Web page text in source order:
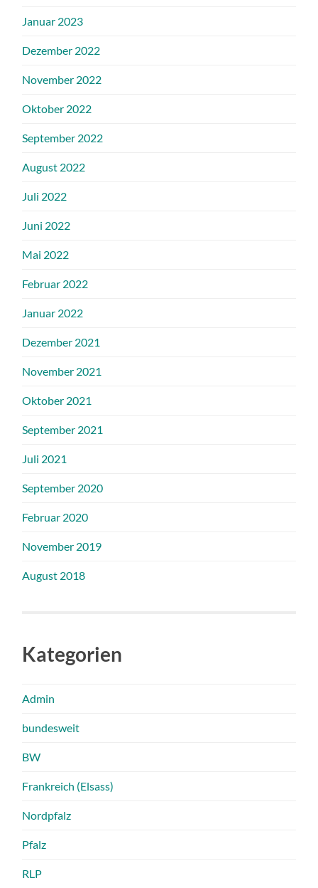
Januar 2023
Dezember 2022
November 2022
Oktober 2022
September 2022
August 2022
Juli 2022
Juni 2022
Mai 2022
Februar 2022
Januar 2022
Dezember 2021
November 2021
Oktober 2021
September 2021
Juli 2021
September 2020
Februar 2020
November 2019
August 2018
Kategorien
Admin
bundesweit
BW
Frankreich (Elsass)
Nordpfalz
Pfalz
RLP